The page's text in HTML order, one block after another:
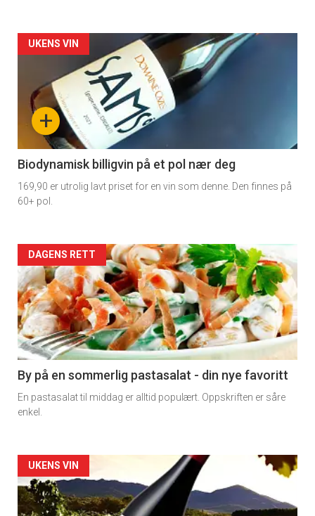
Forsiden
akkurat
nå
4
+
UKENS VIN
Biodynamisk billigvin på et pol nær deg
169,90 er utrolig lavt priset for en vin som denne. Den finnes på
60+ pol.
Forsiden
akkurat
nå
-
5
DAGENS RETT
By på en sommerlig pastasalat - din nye favoritt
En pastasalat til middag er alltid populært. Oppskriften er såre
enkel.
Forsiden
akkurat
UKENS VIN